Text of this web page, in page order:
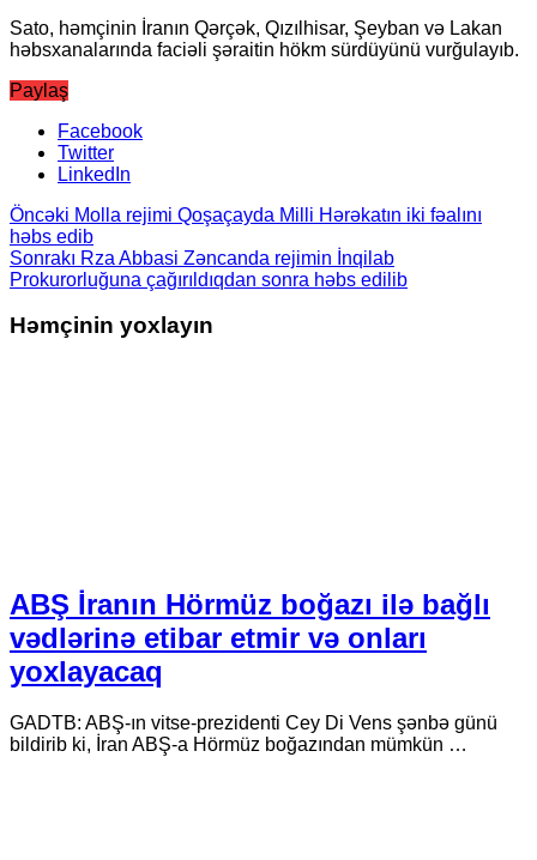
Sato, həmçinin İranın Qərçək, Qızılhisar, Şeyban və Lakan
həbsxanalarında faciəli şəraitin hökm sürdüyünü vurğulayıb.
Paylaş
Facebook
Twitter
LinkedIn
Öncəki Molla rejimi Qoşaçayda Milli Hərəkatın iki fəalını
həbs edib
Sonrakı Rza Abbasi Zəncanda rejimin İnqilab
Prokurorluğuna çağırıldıqdan sonra həbs edilib
Həmçinin yoxlayın
ABŞ İranın Hörmüz boğazı ilə bağlı
vədlərinə etibar etmir və onları
yoxlayacaq
GADTB: ABŞ-ın vitse-prezidenti Cey Di Vens şənbə günü
bildirib ki, İran ABŞ-a Hörmüz boğazından mümkün …